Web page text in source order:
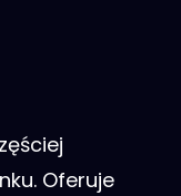
Oferuje